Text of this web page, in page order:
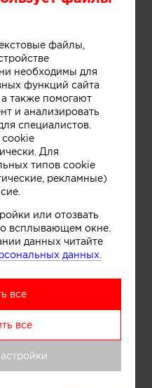
студия
файлы,
необходимы для
функций сайта
также помогают
и анализировать
специалистов.
cookie
Для
типов cookie
рекламные)
или отозвать
всплывающем окне.
данных читайте
данных.
все
все